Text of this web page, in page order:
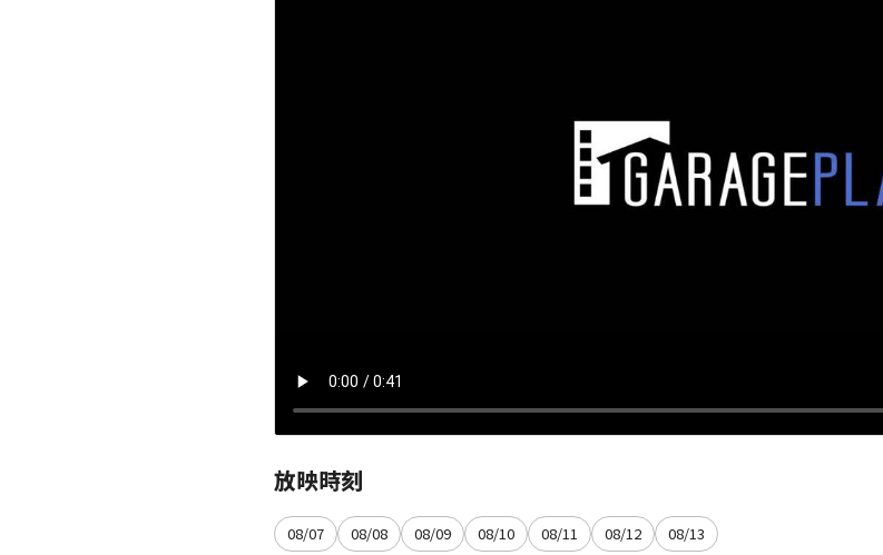
放映時刻
08/07 08/08 08/09 08/10 08/11 08/12 08/13